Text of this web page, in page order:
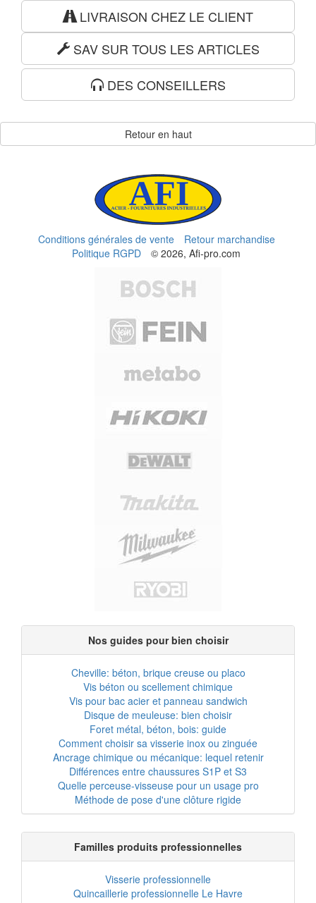
LIVRAISON CHEZ LE CLIENT
SAV SUR TOUS LES ARTICLES
DES CONSEILLERS
Retour en haut
Conditions générales de vente
Retour marchandise
Politique RGPD
© 2026, Afi-pro.com
Nos guides pour bien choisir
Cheville: béton, brique creuse ou placo
Vis béton ou scellement chimique
Vis pour bac acier et panneau sandwich
Disque de meuleuse: bien choisir
Foret métal, béton, bois: guide
Comment choisir sa visserie inox ou zinguée
Ancrage chimique ou mécanique: lequel retenir
Différences entre chaussures S1P et S3
Quelle perceuse-visseuse pour un usage pro
Méthode de pose d'une clôture rigide
Familles produits professionnelles
Visserie professionnelle
Quincaillerie professionnelle Le Havre